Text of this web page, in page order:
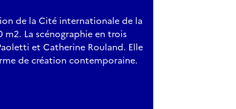
de la Cité internationale de la
La scénographie en trois
et Catherine Rouland. Elle
de création contemporaine.